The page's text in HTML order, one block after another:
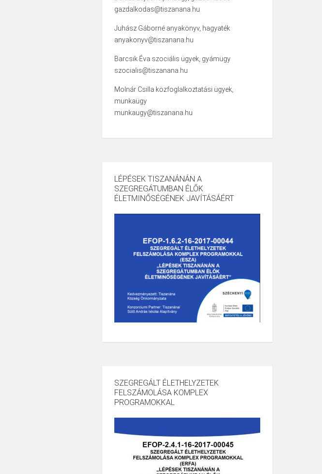
gazdalkodas@tiszanana.hu
Juhász Gáborné anyakönyv, hagyaték
anyakonyv@tiszanana.hu
Barcsik Éva szociális ügyek, gyámügy
szocialis@tiszanana.hu
Molnár Csilla közfoglalkoztatási ügyek,
munkaügy
munkaugy@tiszanana.hu
LÉPÉSEK TISZANÁNÁN A
SZEGREGÁTUMBAN ÉLŐK
ÉLETMINŐSÉGÉNEK JAVÍTÁSÁÉRT
SZEGREGÁLT ÉLETHELYZETEK
FELSZÁMOLÁSA KOMPLEX
PROGRAMOKKAL